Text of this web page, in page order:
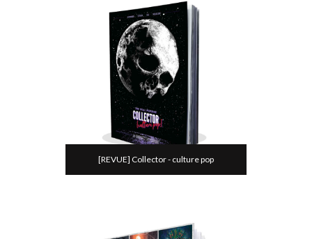
[REVUE] Collector - culture pop